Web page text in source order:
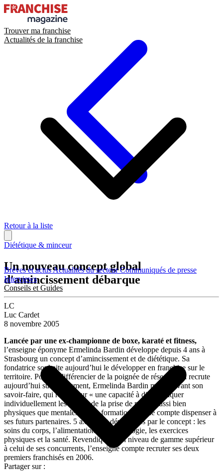
Trouver ma franchise
Actualités de la franchise
Brèves et actusActualités du secteurCommuniqués de presse
Interviews
Conseils et Guides
Retour à la liste
Diététique & minceur
Un nouveau concept global
d'amincissement débarque
LC
Luc Cardet
8 novembre 2005
Lancée par une ex-championne de boxe, karaté et fitness,
l’enseigne éponyme Ermelinda Bardin développe depuis 4 ans à
Strasbourg un concept d’amincissement et de diététique. Sa
fondatrice souhaite aujourd’hui le développer en franchise sur le
territoire. Pour se différencier de la poignée de réseaux qui recrute
aujourd’hui sur ce segment, Ermelinda Bardin met en avant son
savoir-faire, qui repose sur « une capacité à diagnostiquer
individuellement les causes de la prise de poids, aussi bien
physiques que mentales » et la formation qu’elle compte dispenser à
ses futurs partenaires. 5 axes sont développés par le concept : les
soins du corps, l’alimentation, la psychologie, les exercices
physiques et la santé. Revendiquant un niveau de gamme supérieur
à celui de ses concurrents, l’enseigne compte recruter ses deux
premiers franchisés en 2006.
Partager sur :